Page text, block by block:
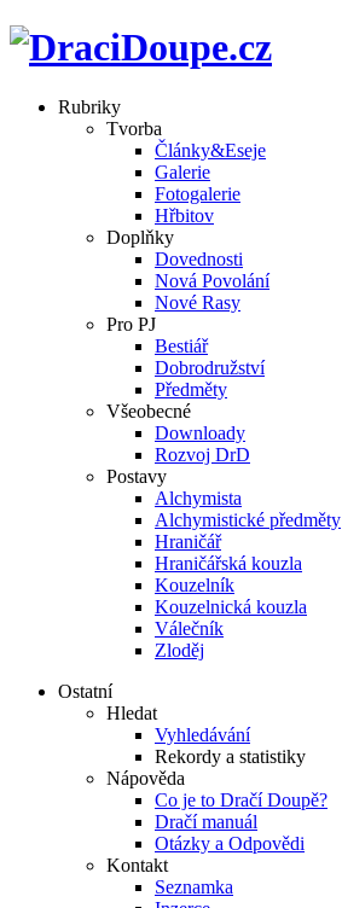
Rubriky
Tvorba
Články&Eseje
Galerie
Fotogalerie
Hřbitov
Doplňky
Dovednosti
Nová Povolání
Nové Rasy
Pro PJ
Bestiář
Dobrodružství
Předměty
Všeobecné
Downloady
Rozvoj DrD
Postavy
Alchymista
Alchymistické předměty
Hraničář
Hraničářská kouzla
Kouzelník
Kouzelnická kouzla
Válečník
Zloděj
Ostatní
Hledat
Vyhledávání
Rekordy a statistiky
Nápověda
Co je to Dračí Doupě?
Dračí manuál
Otázky a Odpovědi
Kontakt
Seznamka